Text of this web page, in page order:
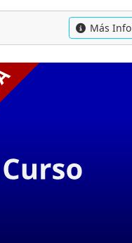
Más Info